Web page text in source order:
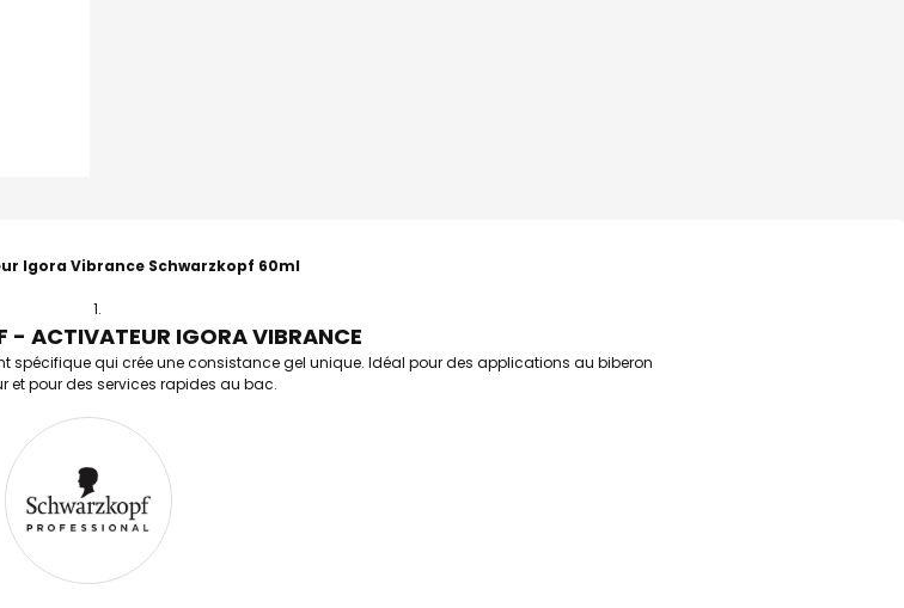
Igora Vibrance Schwarzkopf 60ml
- ACTIVATEUR IGORA VIBRANCE
spécifique qui crée une consistance gel unique. Idéal pour des applications au biberon
et pour des services rapides au bac.